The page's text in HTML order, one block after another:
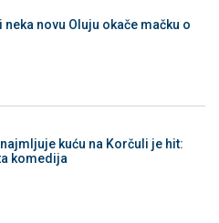
neka novu Oluju okače mačku o
kuću na Korčuli je hit:
komedija